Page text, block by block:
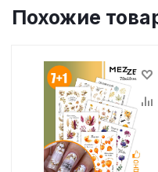
Похожие